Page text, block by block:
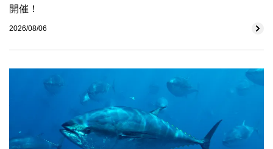
開催！
2026/08/06